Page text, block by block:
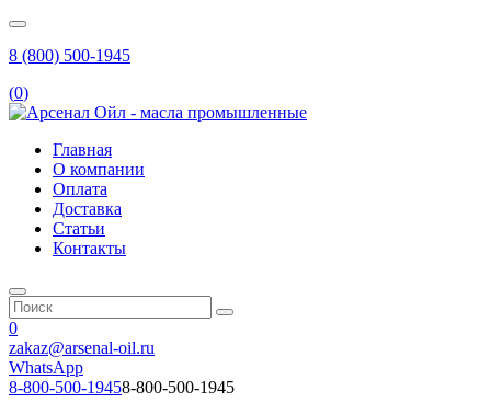
8 (800) 500-1945
(0)
Главная
О компании
Оплата
Доставка
Статьи
Контакты
0
zakaz@arsenal-oil.ru
WhatsApp
8-800-500-19458-800-500-1945